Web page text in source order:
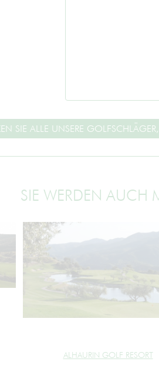
SIE ALLE UNSERE
SIE WERDEN AUCH
ALHAURIN GOLF RESORT